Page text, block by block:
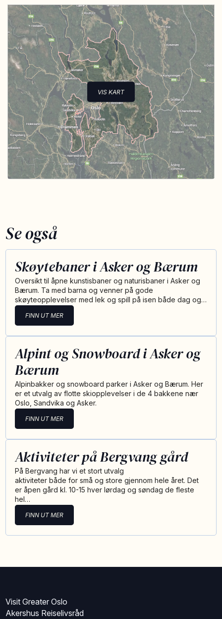
VIS KART
Se også
Skøytebaner i Asker og Bærum
Oversikt til åpne kunstisbaner og naturisbaner i Asker og
Bærum. Ta med barna og venner på gode
skøyteopplevelser med lek og spill på isen både dag og…
FINN UT MER
Alpint og Snowboard i Asker og
Bærum
Alpinbakker og snowboard parker i Asker og Bærum. Her
er et utvalg av flotte skiopplevelser i de 4 bakkene nær
Oslo, Sandvika og Asker.
FINN UT MER
Aktiviteter på Bergvang gård
På Bergvang har vi et stort utvalg
aktiviteter både for små og store gjennom hele året. Det
er åpen gård kl. 10-15 hver lørdag og søndag de fleste
hel…
FINN UT MER
Visit Greater Oslo
Akershus Reiselivsråd